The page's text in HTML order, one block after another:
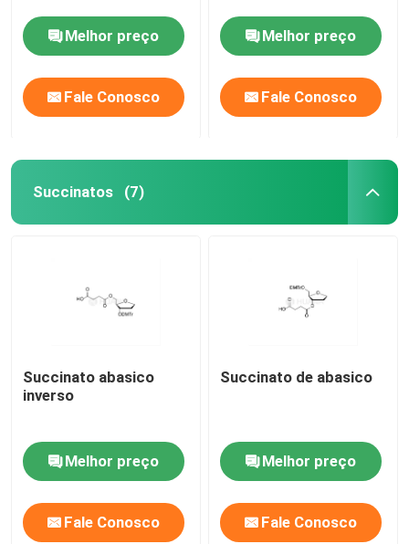
Melhor preço
Fale Conosco
Melhor preço
Fale Conosco
Succinatos (7)
Succinato abasico
inverso
Melhor preço
Fale Conosco
Succinato de abasico
Melhor preço
Fale Conosco